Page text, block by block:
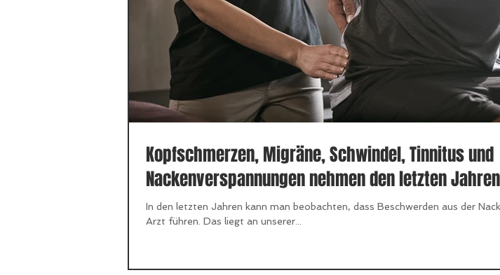
Kopfschmerzen, Migräne, Schwindel, Tinnitus und
Nackenverspannungen nehmen den letzten
In den letzten Jahren kann man beobachten, dass Beschwerden aus der
Arzt führen. Das liegt an unserer...